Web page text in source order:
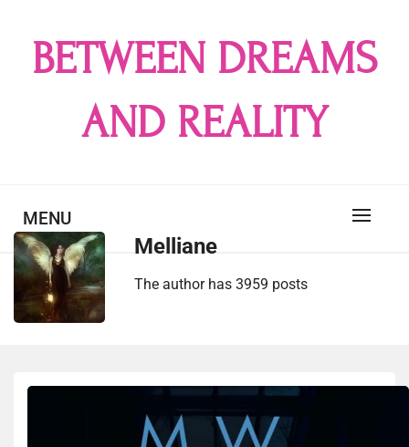
contentBETWEEN DREAMS
AND REALITY
MENU
Melliane
The author has 3959 posts